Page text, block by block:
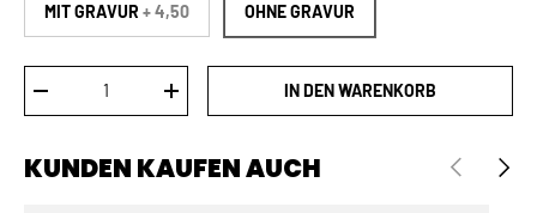
MIT GRAVUR + 4,50 OHNE GRAVUR
MENGE VERRINGERNMENGE ERHÖHENIN DEN WARENKORB
KUNDEN KAUFEN AUCH VORHERIGE